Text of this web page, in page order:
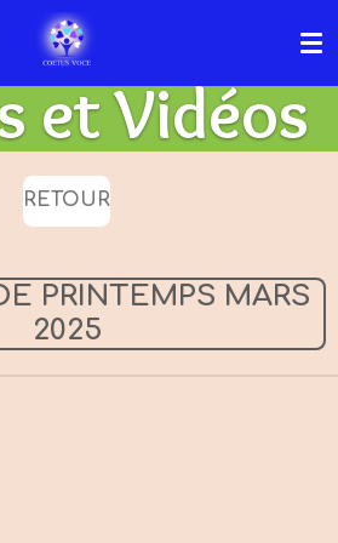
et Vidéos
RETOUR
PRINTEMPS MARS
2025